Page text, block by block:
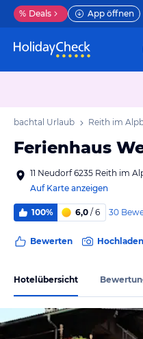
% Deals App öffnen
Urlaub Reith im
Ferienhaus
11 Neudorf 6235 Reith im
Auf Karte anzeigen
100% 6,0 / 6 30
Bewerten Hochladen
Hotelübersicht